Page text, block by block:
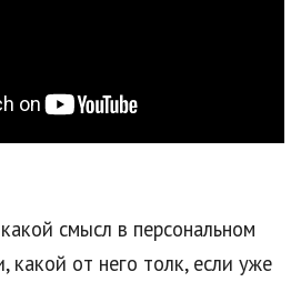
смысл в персональном
какой от него толк, если уже